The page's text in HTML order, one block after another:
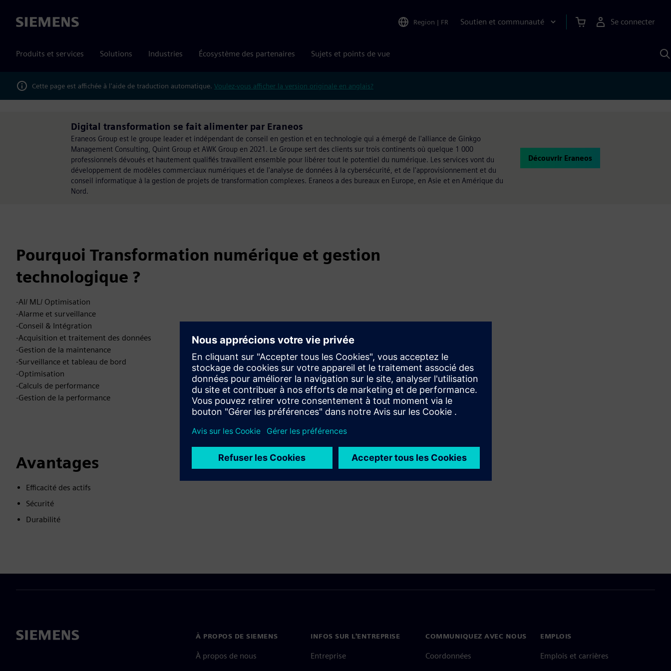
Siemens Region | FR Soutien et communauté Se connecter
Produits et services Solutions Industries Écosystème des partenaires Sujets et points de vue
Cette page est affichée à l'aide de traduction automatique. Voulez-vous afficher la version originale en anglais?
Digital transformation se fait alimenter par Eraneos
Eraneos Group est le groupe leader et indépendant de conseil en gestion et en technologie qui a émergé de l'alliance de Ginkgo
Management Consulting, Quint Group et AWK Group en 2021. Le Groupe sert des clients sur trois continents où quelque 1 000
professionnels dévoués et hautement qualifiés travaillent ensemble pour libérer tout le potentiel du numérique. Les services vont du
développement de modèles commerciaux numériques et de l'analyse de données à la cybersécurité, et de l'approvisionnement et du
conseil informatique à la gestion de projets de transformation complexes. Eraneos a des bureaux en Europe, en Asie et en Amérique du
Nord.
Découvrir Eraneos
Pourquoi Transformation numérique et gestion
technologique ?
-AI/ ML/ Optimisation
-Alarme et surveillance
-Conseil & Intégration
-Acquisition et traitement des données
-Gestion de la maintenance
-Surveillance et tableau de bord
-Optimisation
-Calculs de performance
-Gestion de la performance
Avantages
Efficacité des actifs
Sécurité
Durabilité
À PROPOS DE SIEMENS
À propos de nous
INFOS SUR L'ENTREPRISE
Entreprise
COMMUNIQUEZ AVEC NOUS
Coordonnées
EMPLOIS
Emplois et carrières